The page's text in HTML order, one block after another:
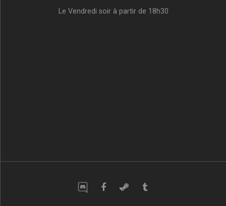
Le Vendredi soir à partir de 18h30